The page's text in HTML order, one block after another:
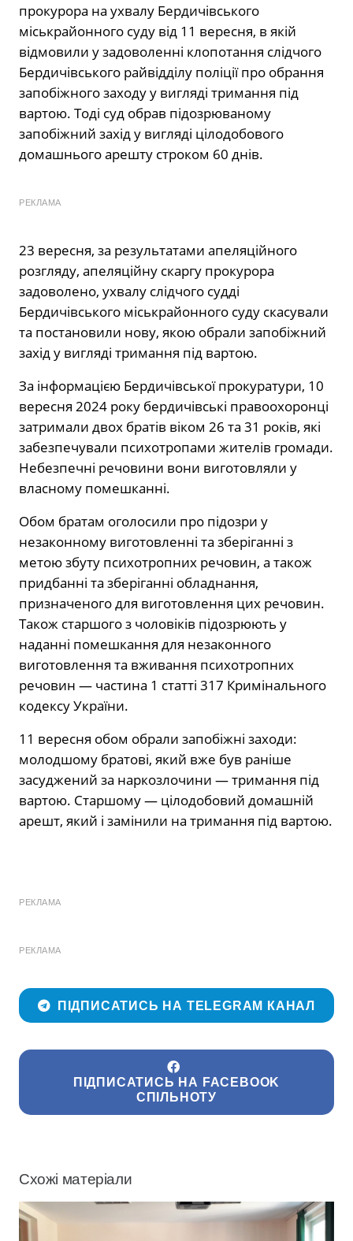
прокурора на ухвалу Бердичівського
міськрайонного суду від 11 вересня, в якій
відмовили у задоволенні клопотання слідчого
Бердичівського райвідділу поліції про обрання
запобіжного заходу у вигляді тримання під
вартою. Тоді суд обрав підозрюваному
запобіжний захід у вигляді цілодобового
домашнього арешту строком 60 днів.
РЕКЛАМА
23 вересня, за результатами апеляційного
розгляду, апеляційну скаргу прокурора
задоволено, ухвалу слідчого судді
Бердичівського міськрайонного суду скасували
та постановили нову, якою обрали запобіжний
захід у вигляді тримання під вартою.
За інформацією Бердичівської прокуратури, 10
вересня 2024 року бердичівські правоохоронці
затримали двох братів віком 26 та 31 років, які
забезпечували психотропами жителів громади.
Небезпечні речовини вони виготовляли у
власному помешканні.
Обом братам оголосили про підозри у
незаконному виготовленні та зберіганні з
метою збуту психотропних речовин, а також
придбанні та зберіганні обладнання,
призначеного для виготовлення цих речовин.
Також старшого з чоловіків підозрюють у
наданні помешкання для незаконного
виготовлення та вживання психотропних
речовин — частина 1 статті 317 Кримінального
кодексу України.
11 вересня обом обрали запобіжні заходи:
молодшому братові, який вже був раніше
засуджений за наркозлочини — тримання під
вартою. Старшому — цілодобовий домашній
арешт, який і замінили на тримання під вартою.
РЕКЛАМА
РЕКЛАМА
ПІДПИСАТИСЬ НА TELEGRAM КАНАЛ
ПІДПИСАТИСЬ НА FACEBOOK
СПІЛЬНОТУ
Схожі матеріали